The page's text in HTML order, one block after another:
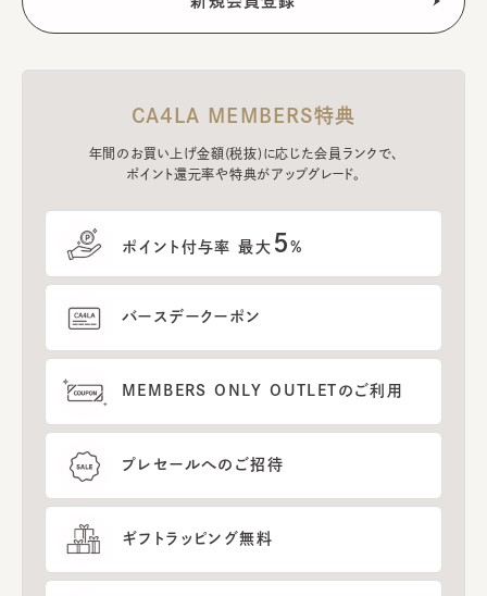
CA4LA MEMBERS特典
年間のお買い上げ金額(税抜)に応じた会員ランクで、
ポイント還元率や特典がアップグレード。
ポイント付与率 最大 5%
バースデークーポン
MEMBERS ONLY OUTLETのご利用
プレセールへのご招待
ギフトラッピング無料